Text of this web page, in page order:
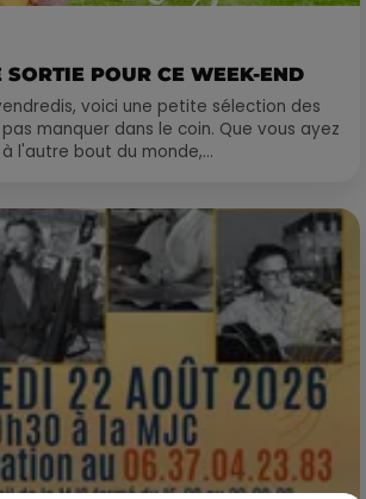
SORTIE POUR CE WEEK-END
voici une petite sélection des
manquer dans le coin. Que vous ayez
l'autre bout du monde,...